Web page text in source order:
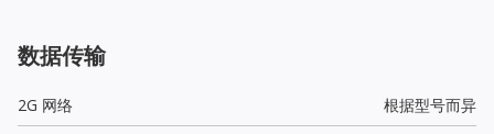
数据传输
2G 网络
根据型号而异